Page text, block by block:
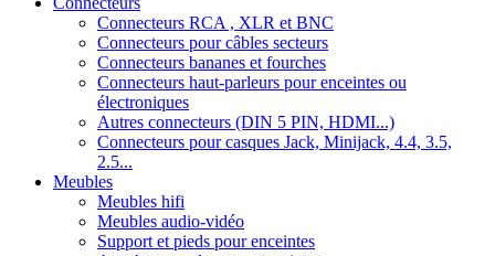
Connecteurs RCA , XLR et BNC
Connecteurs pour câbles secteurs
Connecteurs bananes et fourches
Connecteurs haut-parleurs pour enceintes ou
électroniques
Autres connecteurs (DIN 5 PIN, HDMI...)
Connecteurs pour casques Jack, Minijack, 4.4, 3.5,
2.5...
Meubles
Meubles hifi
Meubles audio-vidéo
Support et pieds pour enceintes